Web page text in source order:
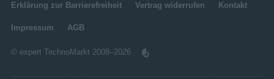
Erklärung zur Barrierefreiheit Vertrag widerrufen Kontakt
Impressum AGB
© expert TechnoMarkt 2008–2026